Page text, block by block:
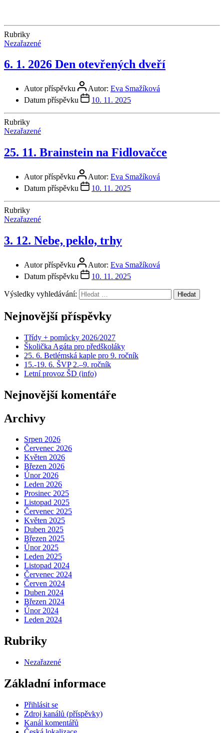
Rubriky
Nezařazené
6. 1. 2026 Den otevřených dveří
Autor příspěvku Autor: Eva Smažíková
Datum příspěvku
10. 11. 2025
Rubriky
Nezařazené
25. 11. Brainstein na Fidlovačce
Autor příspěvku Autor: Eva Smažíková
Datum příspěvku
10. 11. 2025
Rubriky
Nezařazené
3. 12. Nebe, peklo, trhy
Autor příspěvku Autor: Eva Smažíková
Datum příspěvku
10. 11. 2025
Výsledky vyhledávání:
Nejnovější příspěvky
Třídy + pomůcky 2026/2027
Školička Agáta pro předškoláky
25. 6. Betlémská kaple pro 9. ročník
15.-19. 6. ŠVP 2.–9. ročník
Letní provoz ŠD (info)
Nejnovější komentáře
Archivy
Srpen 2026
Červenec 2026
Květen 2026
Březen 2026
Únor 2026
Leden 2026
Prosinec 2025
Listopad 2025
Červenec 2025
Květen 2025
Duben 2025
Březen 2025
Únor 2025
Leden 2025
Listopad 2024
Červenec 2024
Červen 2024
Duben 2024
Březen 2024
Únor 2024
Leden 2024
Rubriky
Nezařazené
Základní informace
Přihlásit se
Zdroj kanálů (příspěvky)
Kanál komentářů